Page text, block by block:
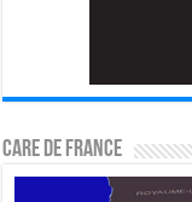
CARE DE FRANCE